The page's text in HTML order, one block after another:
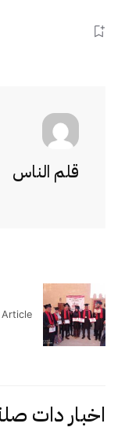
قلم الناس
اخبار دات